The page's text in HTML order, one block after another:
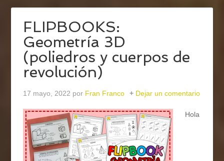
FLIPBOOKS:
Geometría 3D
(poliedros y cuerpos de
revolución)
17 mayo, 2022 por Fran Franco Dejar un comentario
Hola